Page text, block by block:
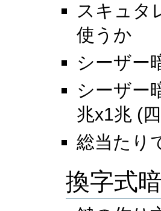
スキュタ
使うか
シーザー
シーザー
兆x1兆 (
総当たり
換字式